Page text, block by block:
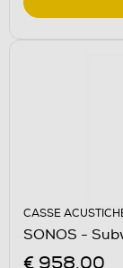
CASSE
SONOS -
€ 958,00